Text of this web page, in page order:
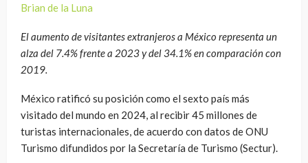
Brian de la Luna
El aumento de visitantes extranjeros a México representa un
alza del 7.4% frente a 2023 y del 34.1% en comparación con
2019.
México ratificó su posición como el sexto país más
visitado del mundo en 2024, al recibir 45 millones de
turistas internacionales, de acuerdo con datos de ONU
Turismo difundidos por la Secretaría de Turismo (Sectur).